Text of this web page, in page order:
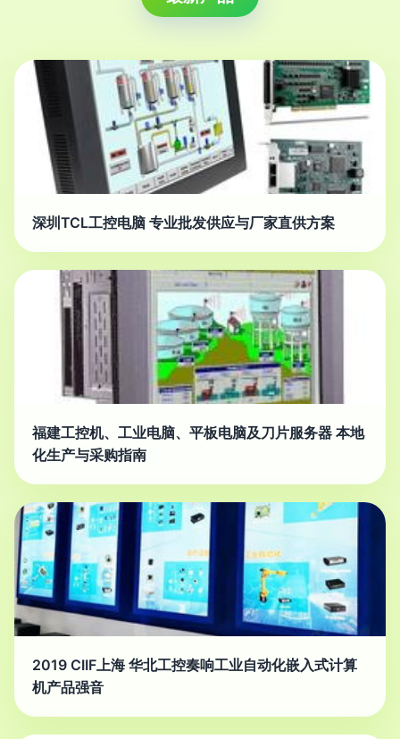
深圳TCL工控电脑 专业批发供应与厂家直供方案
福建工控机、工业电脑、平板电脑及刀片服务器 本地
化生产与采购指南
2019 CIIF上海 华北工控奏响工业自动化嵌入式计算
机产品强音